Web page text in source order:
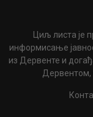
Циљ листа је
информисање
из Дервенте и
Дервентом,